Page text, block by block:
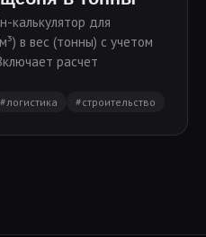
калькулятор для
в вес (тонны) с учетом
расчет
#логистика #строительство